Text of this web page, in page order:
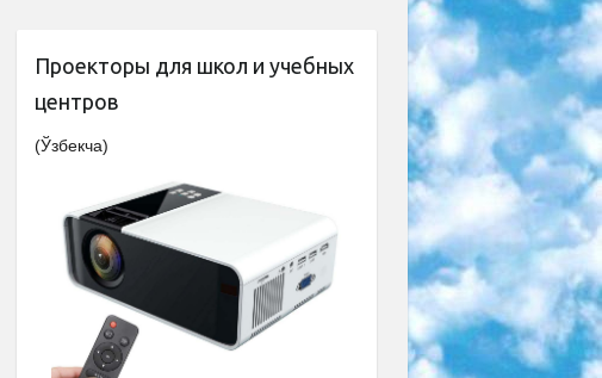
Проекторы для школ и учебных
центров
(Ўзбекча)